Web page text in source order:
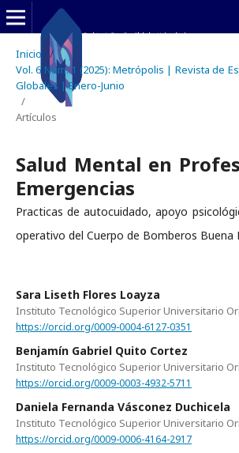
Inicio /
Vol. 6 Núm. 1 (2025): Metrópolis | Revista de
Globales | Enero-Junio
/
Artículos
Salud Mental en
Emergencias
Practicas de autocuidado, apoyo
operativo del Cuerpo de Bomberos Buena
Sara Liseth Flores Loayza
Instituto Tecnológico Superior Universitario
https://orcid.org/0009-0004-6127-0351
Benjamín Gabriel Quito Cortez
Instituto Tecnológico Superior Universitario
https://orcid.org/0009-0003-4932-5711
Daniela Fernanda Vásconez Duchicela
Instituto Tecnológico Superior Universitario
https://orcid.org/0009-0006-4164-2917